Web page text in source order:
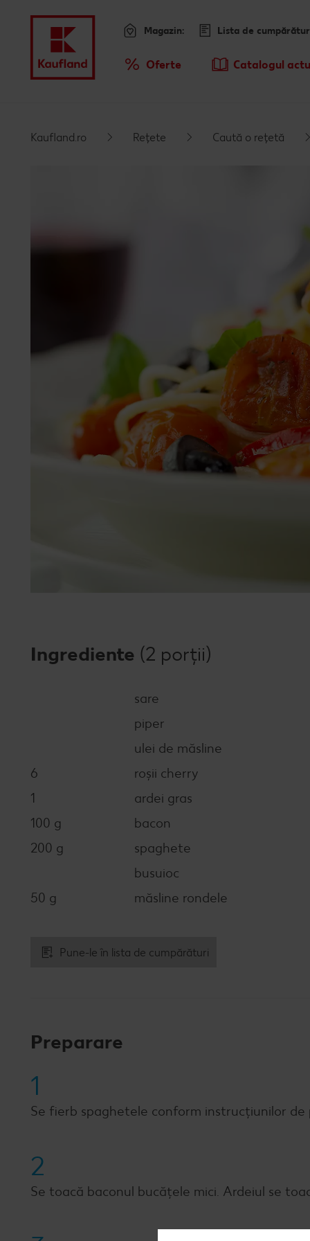
Meniu Oferte Catalogul
Magazin: Lista de
Kaufland.ro Rețete Caută o rețetă
Ingrediente (2 porții)
sare
piper
ulei de măsline
6
roșii cherry
1
ardei gras
100 g
bacon
200 g
spaghete
busuioc
50 g
măsline rondele
Pune-le în lista de cumpărături
Preparare
1
Se fierb spaghetele conform instrucțiunilor de
2
Se toacă baconul bucățele mici. Ardeiul se